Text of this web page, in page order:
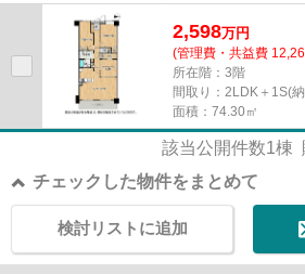
2,598万円
(管理費・共益費
所在階：3階
間取り：2LDK＋1S(
面積：74.30㎡
該当公開件数1棟
チェックした物件をまとめて
検討リストに追加